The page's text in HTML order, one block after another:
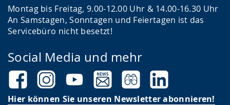
Montag bis Freitag, 9.00-12.00 Uhr & 14.00-16.30 Uhr
An Samstagen, Sonntagen und Feiertagen ist das
Servicebüro nicht besetzt!
Social Media und mehr
Hier können Sie unseren Newsletter abonnieren!